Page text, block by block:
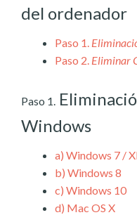
del ordenador
Paso 1.
Paso 2. Eliminar
Paso 1.
Windows
a) Windows 7 /
b) Windows 8
c) Windows 10
d) Mac OS X